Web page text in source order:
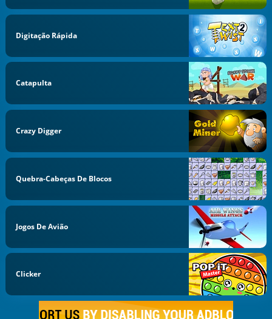
Digitação Rápida
Catapulta
Crazy Digger
Quebra-Cabeças De Blocos
Jogos De Avião
Clicker